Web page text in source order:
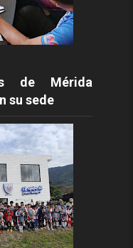
de Mérida
su sede